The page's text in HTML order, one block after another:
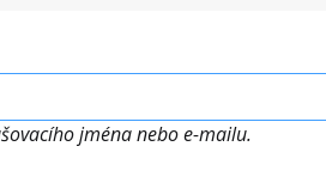
jména nebo e-mailu.